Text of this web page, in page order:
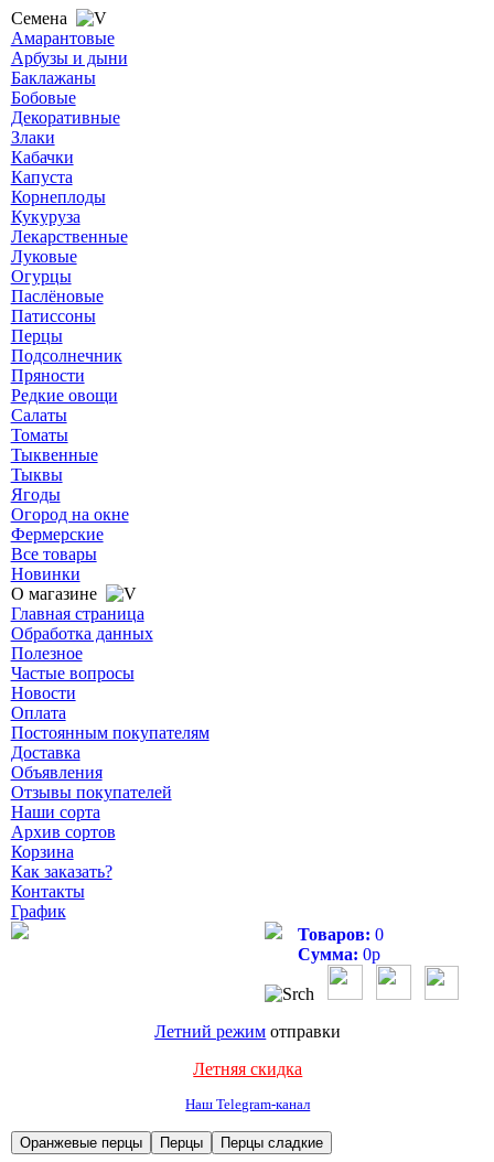
Семена
Амарантовые
Арбузы и дыни
Баклажаны
Бобовые
Декоративные
Злаки
Кабачки
Капуста
Корнеплоды
Кукуруза
Лекарственные
Луковые
Огурцы
Паслёновые
Патиссоны
Перцы
Подсолнечник
Пряности
Редкие овощи
Салаты
Томаты
Тыквенные
Тыквы
Ягоды
Огород на окне
Фермерские
Все товары
Новинки
О магазине
Главная страница
Обработка данных
Полезное
Частые вопросы
Новости
Оплата
Постоянным покупателям
Доставка
Объявления
Отзывы покупателей
Наши сорта
Архив сортов
Корзина
Как заказать?
Контакты
График
Товаров: 0
Сумма: 0р
Летний режим отправки
Летняя скидка
Наш Telegram-канал